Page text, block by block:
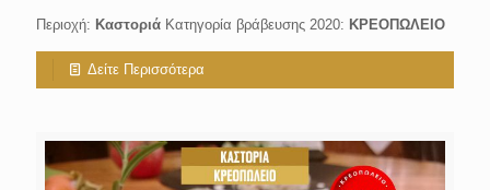
Περιοχή: Καστοριά Κατηγορία βράβευσης 2020: ΚΡΕΟΠΩΛΕΙΟ
Δείτε Περισσότερα